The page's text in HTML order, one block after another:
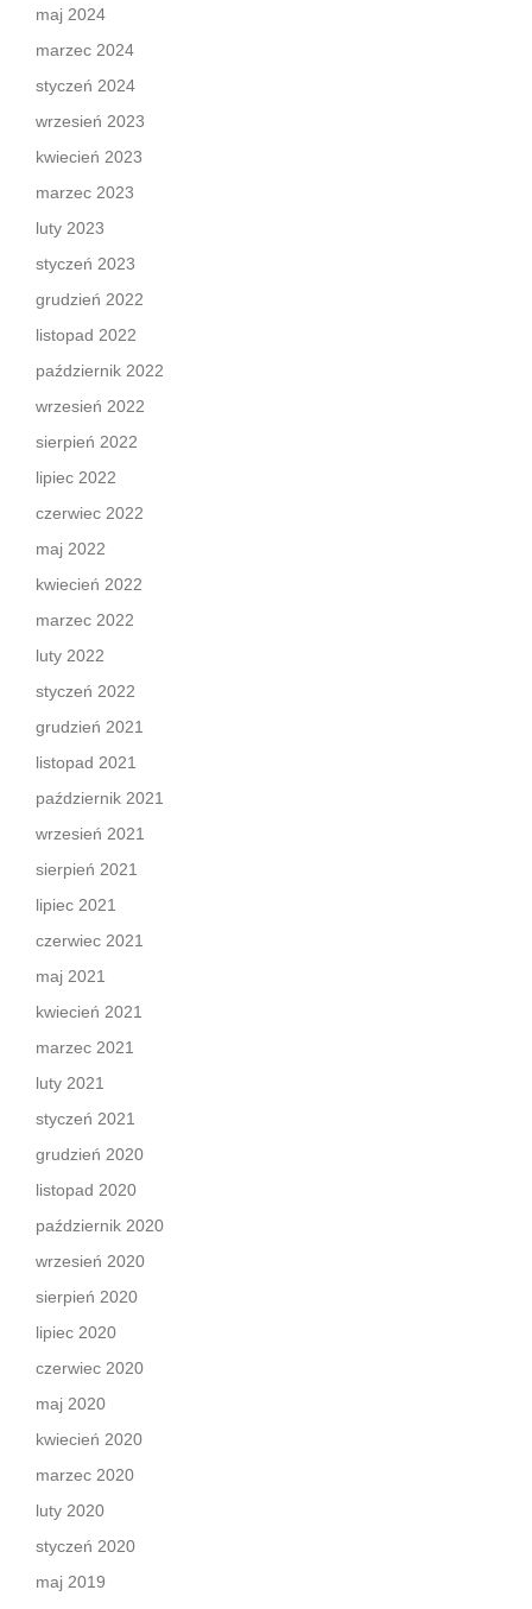
maj 2024
marzec 2024
styczeń 2024
wrzesień 2023
kwiecień 2023
marzec 2023
luty 2023
styczeń 2023
grudzień 2022
listopad 2022
październik 2022
wrzesień 2022
sierpień 2022
lipiec 2022
czerwiec 2022
maj 2022
kwiecień 2022
marzec 2022
luty 2022
styczeń 2022
grudzień 2021
listopad 2021
październik 2021
wrzesień 2021
sierpień 2021
lipiec 2021
czerwiec 2021
maj 2021
kwiecień 2021
marzec 2021
luty 2021
styczeń 2021
grudzień 2020
listopad 2020
październik 2020
wrzesień 2020
sierpień 2020
lipiec 2020
czerwiec 2020
maj 2020
kwiecień 2020
marzec 2020
luty 2020
styczeń 2020
maj 2019